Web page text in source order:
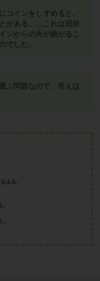
インをしずめると、
がある。…これは屈折
ンからの光が曲がるこ
でした。
ぶ問題なので、答えは